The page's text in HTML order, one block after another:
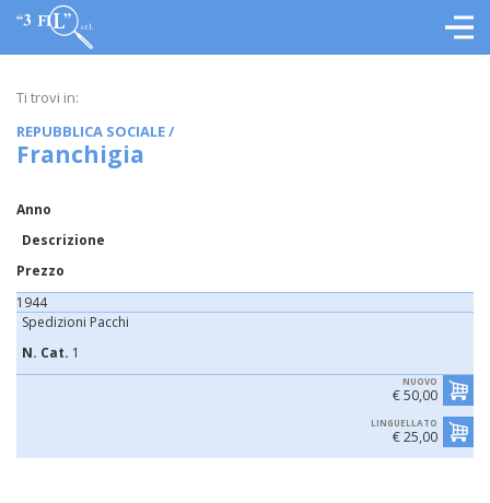
Ti trovi in:
REPUBBLICA SOCIALE/
Franchigia
Anno
Descrizione
Prezzo
1944
Spedizioni Pacchi
N. Cat. 1
NUOVO
€ 50,00
LINGUELLATO
€ 25,00